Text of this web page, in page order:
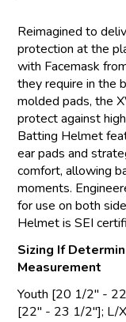
Reimagined to
protection at the
with Facemask
they require in the
molded pads, the
protect against
Batting Helmet
ear pads and
comfort, allowing
moments.
for use on both
Helmet is SEI
Sizing If
Measurement
Youth [20 1/2" -
[22" - 23 1/2"]; L/